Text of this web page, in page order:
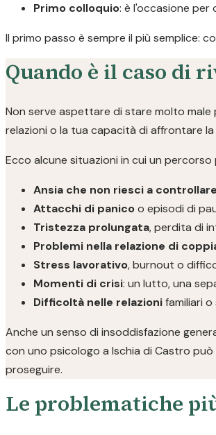
Primo colloquio: è l'occasione per
Il primo passo è sempre il più semplice:
Quando è il caso di
Non serve aspettare di stare molto male
relazioni o la tua capacità di affrontare
Ecco alcune situazioni in cui un
Ansia che non riesci a controllare
Attacchi di panicoo episodi di
Tristezza prolungata, perdita di
Problemi nella relazione di
Stress lavorativo, burnout o
Momenti di crisi: un lutto, una
Difficoltà nelle relazionifamiliari
Anche un senso di insoddisfazione
con uno psicologo a Ischia di Castro
proseguire.
Le problematiche